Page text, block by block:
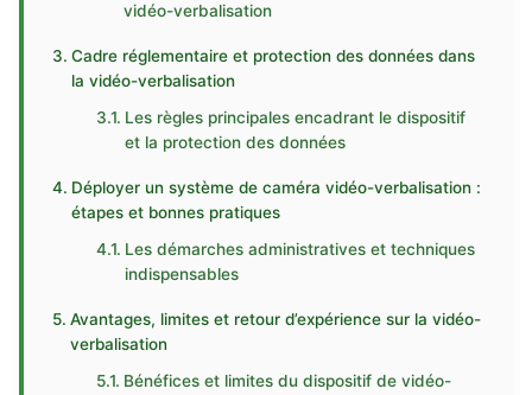
vidéo-verbalisation
Cadre réglementaire et protection des données dans
la vidéo-verbalisation
Les règles principales encadrant le dispositif
et la protection des données
Déployer un système de caméra vidéo-verbalisation :
étapes et bonnes pratiques
Les démarches administratives et techniques
indispensables
Avantages, limites et retour d’expérience sur la vidéo-
verbalisation
Bénéfices et limites du dispositif de vidéo-